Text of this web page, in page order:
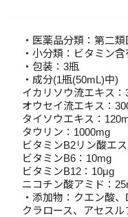
・医薬品分類：第二
・小分類：ビタミン
・包装：3瓶
・成分(1瓶(50mL)中)
イカリソウ流エキス：
オウセイ流エキス：
タイソウエキス：
タウリン：1000mg
ビタミンB2リン酸エ
ビタミンB6：10mg
ビタミンB12：10μg
ニコチン酸アミド：
・添加物：クエン酸
クラロース、アセス